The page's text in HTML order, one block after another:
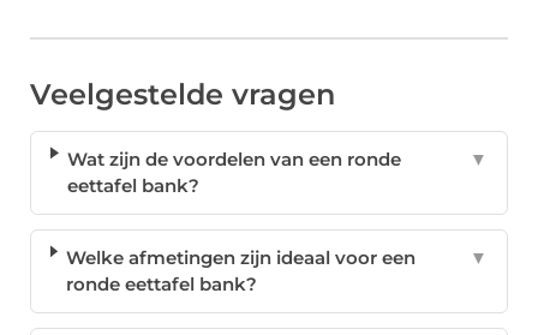
Veelgestelde vragen
Wat zijn de voordelen van een ronde
eettafel bank?
▼
Welke afmetingen zijn ideaal voor een
ronde eettafel bank?
▼